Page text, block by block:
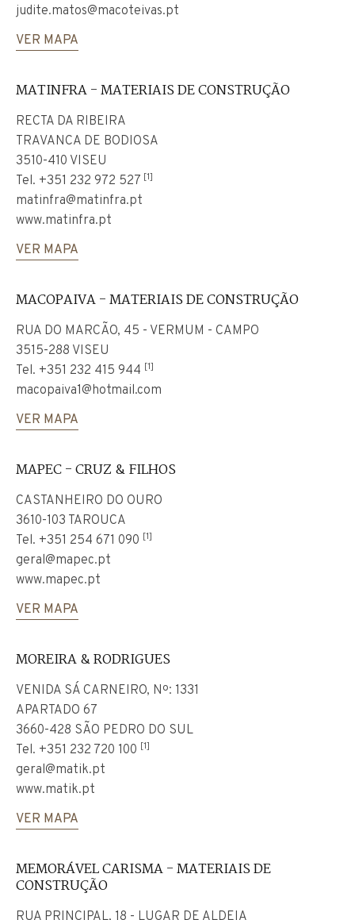
judite.matos@macoteivas.pt
VER MAPA
MATINFRA - MATERIAIS DE CONSTRUÇÃO
RECTA DA RIBEIRA
TRAVANCA DE BODIOSA
3510-410 VISEU
Tel. +351 232 972 527 [1]
matinfra@matinfra.pt
www.matinfra.pt
VER MAPA
MACOPAIVA - MATERIAIS DE CONSTRUÇÃO
RUA DO MARCÃO, 45 - VERMUM - CAMPO
3515-288 VISEU
Tel. +351 232 415 944 [1]
macopaiva1@hotmail.com
VER MAPA
MAPEC - CRUZ & FILHOS
CASTANHEIRO DO OURO
3610-103 TAROUCA
Tel. +351 254 671 090 [1]
geral@mapec.pt
www.mapec.pt
VER MAPA
MOREIRA & RODRIGUES
VENIDA SÁ CARNEIRO, Nº: 1331
APARTADO 67
3660-428 SÃO PEDRO DO SUL
Tel. +351 232 720 100 [1]
geral@matik.pt
www.matik.pt
VER MAPA
MEMORÁVEL CARISMA - MATERIAIS DE
CONSTRUÇÃO
RUA PRINCIPAL, 18 - LUGAR DE ALDEIA